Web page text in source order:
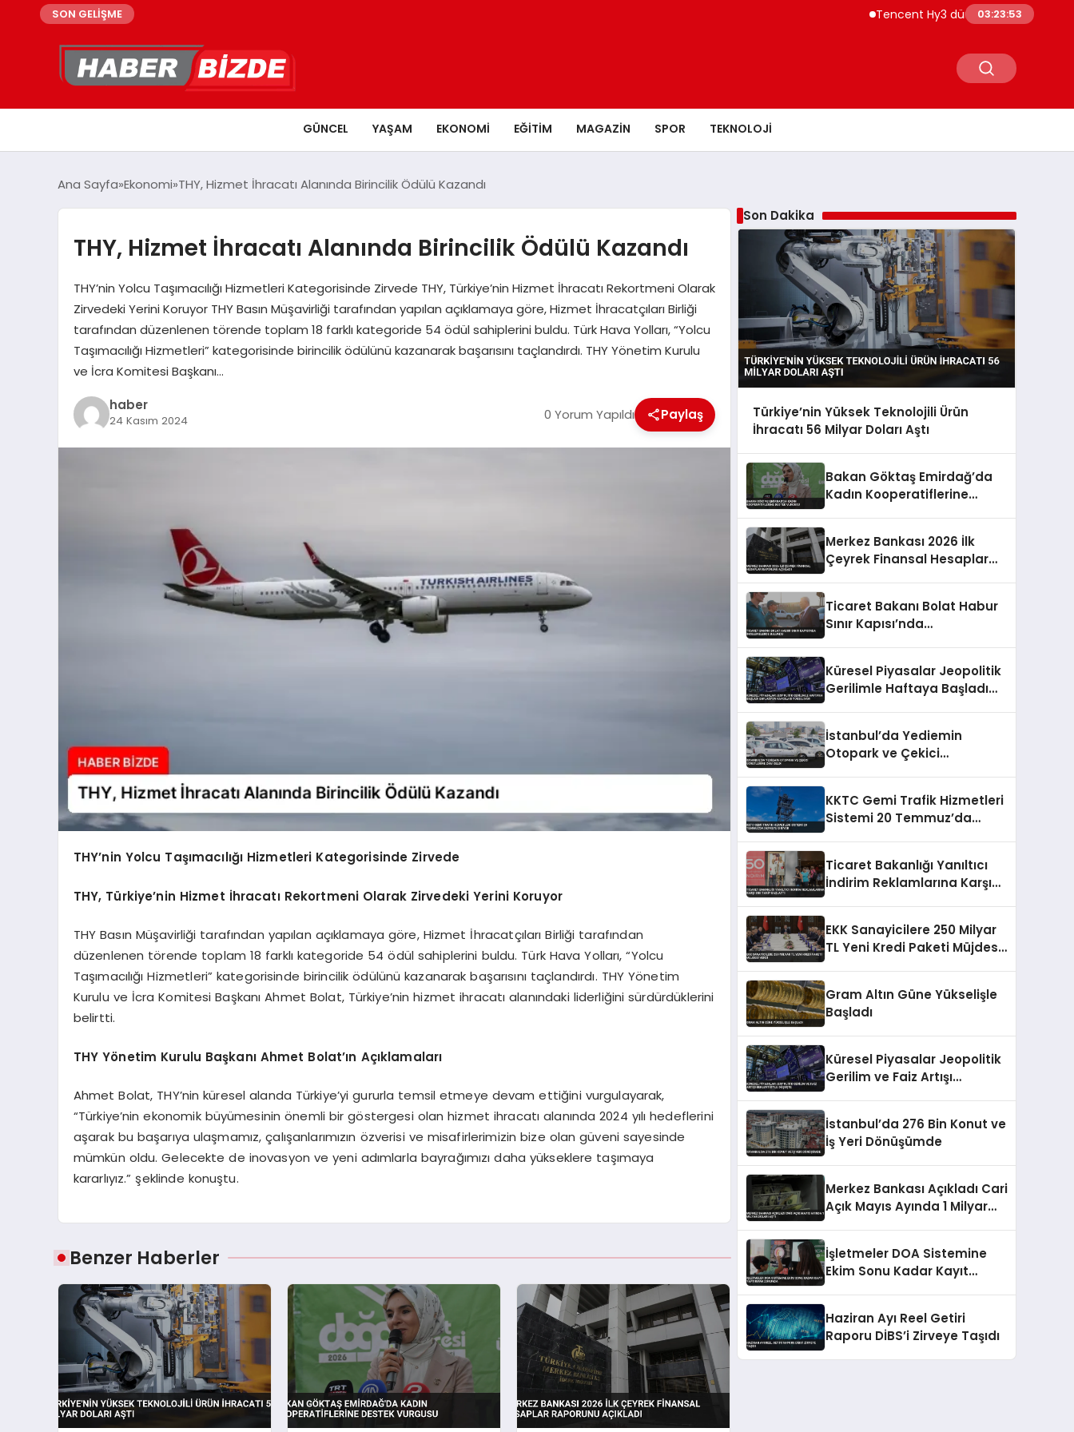
SON GELİŞME Tencent Hy3 dünya genelinde
03:23:54
GÜNCEL YAŞAM EKONOMI EĞITIM MAGAZIN SPOR TEKNOLOJI
Ana Sayfa Ekonomi THY, Hizmet İhracatı Alanında Birincilik Ödülü Kazandı
THY, Hizmet İhracatı Alanında Birincilik Ödülü Kazandı
THY’nin Yolcu Taşımacılığı Hizmetleri Kategorisinde Zirvede THY, Türkiye’nin Hizmet İhracatı Rekortmeni Olarak
Zirvedeki Yerini Koruyor THY Basın Müşavirliği tarafından yapılan açıklamaya göre, Hizmet İhracatçıları Birliği
tarafından düzenlenen törende toplam 18 farklı kategoride 54 ödül sahiplerini buldu. Türk Hava Yolları, “Yolcu
Taşımacılığı Hizmetleri” kategorisinde birincilik ödülünü kazanarak başarısını taçlandırdı. THY Yönetim Kurulu
ve İcra Komitesi Başkanı…
haber
24 Kasım 2024 0 Yorum Yapıldı Paylaş
THY’nin Yolcu Taşımacılığı Hizmetleri Kategorisinde Zirvede
THY, Türkiye’nin Hizmet İhracatı Rekortmeni Olarak Zirvedeki Yerini Koruyor
THY Basın Müşavirliği tarafından yapılan açıklamaya göre, Hizmet İhracatçıları Birliği tarafından
düzenlenen törende toplam 18 farklı kategoride 54 ödül sahiplerini buldu. Türk Hava Yolları, “Yolcu
Taşımacılığı Hizmetleri” kategorisinde birincilik ödülünü kazanarak başarısını taçlandırdı. THY Yönetim
Kurulu ve İcra Komitesi Başkanı Ahmet Bolat, Türkiye’nin hizmet ihracatı alanındaki liderliğini sürdürdüklerini
belirtti.
THY Yönetim Kurulu Başkanı Ahmet Bolat’ın Açıklamaları
Ahmet Bolat, THY’nin küresel alanda Türkiye’yi gururla temsil etmeye devam ettiğini vurgulayarak,
“Türkiye’nin ekonomik büyümesinin önemli bir göstergesi olan hizmet ihracatı alanında 2024 yılı hedeflerini
aşarak bu başarıya ulaşmamız, çalışanlarımızın özverisi ve misafirlerimizin bize olan güveni sayesinde
mümkün oldu. Gelecekte de inovasyon ve yeni adımlarla bayrağımızı daha yükseklere taşımaya
kararlıyız.” şeklinde konuştu.
Benzer Haberler
Son Dakika
Türkiye’nin Yüksek Teknolojili Ürün
İhracatı 56 Milyar Doları Aştı
Bakan Göktaş Emirdağ’da
Kadın Kooperatiflerine
Merkez Bankası 2026 İlk
Çeyrek Finansal Hesaplar
Ticaret Bakanı Bolat Habur
Sınır Kapısı’nda
Küresel Piyasalar Jeopolitik
Gerilimle Haftaya Başladı
İstanbul’da Yediemin
Otopark ve Çekici
KKTC Gemi Trafik Hizmetleri
Sistemi 20 Temmuz’da
Ticaret Bakanlığı Yanıltıcı
İndirim Reklamlarına Karşı
EKK Sanayicilere 250 Milyar
TL Yeni Kredi Paketi Müjdesi
Gram Altın Güne Yükselişle
Başladı
Küresel Piyasalar Jeopolitik
Gerilim ve Faiz Artışı
İstanbul’da 276 Bin Konut ve
İş Yeri Dönüşümde
Merkez Bankası Açıkladı Cari
Açık Mayıs Ayında 1 Milyar
İşletmeler DOA Sistemine
Ekim Sonu Kadar Kayıt
Haziran Ayı Reel Getiri
Raporu DİBS’i Zirveye Taşıdı